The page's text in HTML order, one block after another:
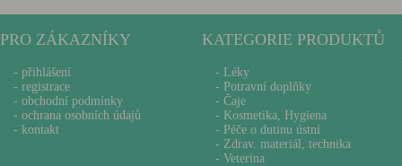
PRO ZÁKAZNÍKY
- přihlášení
- registrace
- obchodní podmínky
- ochrana osobních údajů
- kontakt
KATEGORIE PRODUKTŮ
- Léky
- Potravní doplňky
- Čaje
- Kosmetika, Hygiena
- Péče o dutinu ústní
- Zdrav. materiál, technika
- Veterina